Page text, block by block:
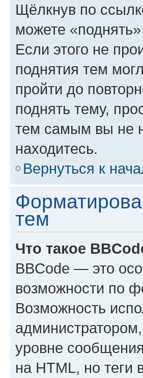
Щёлкнув по
можете
Если этого не
поднятия тем
пройти до
поднять тему,
тем самым вы не
находитесь.
Вернуться к
тем
Что такое
BBCode — это
возможности по
Возможность
уровне
на HTML, но теги